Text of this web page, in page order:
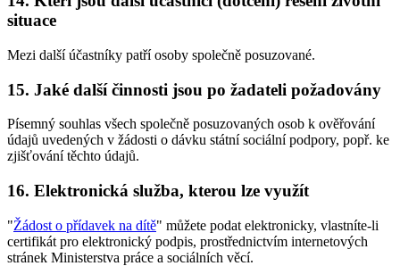
situace
Mezi další účastníky patří osoby společně posuzované.
15. Jaké další činnosti jsou po žadateli požadovány
Písemný souhlas všech společně posuzovaných osob k ověřování
údajů uvedených v žádosti o dávku státní sociální podpory, popř. ke
zjišťování těchto údajů.
16. Elektronická služba, kterou lze využít
"Žádost o přídavek na dítě" můžete podat elektronicky, vlastníte-li
certifikát pro elektronický podpis, prostřednictvím internetových
stránek Ministerstva práce a sociálních věcí.